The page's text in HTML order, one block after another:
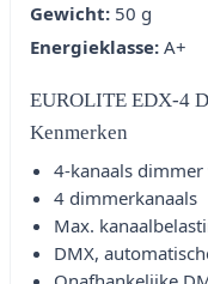
Gewicht: 50 g
Energieklasse: A+
EUROLITE EDX-4
Kenmerken
4-kanaals
4 dimmerkanaals
Max.
DMX,